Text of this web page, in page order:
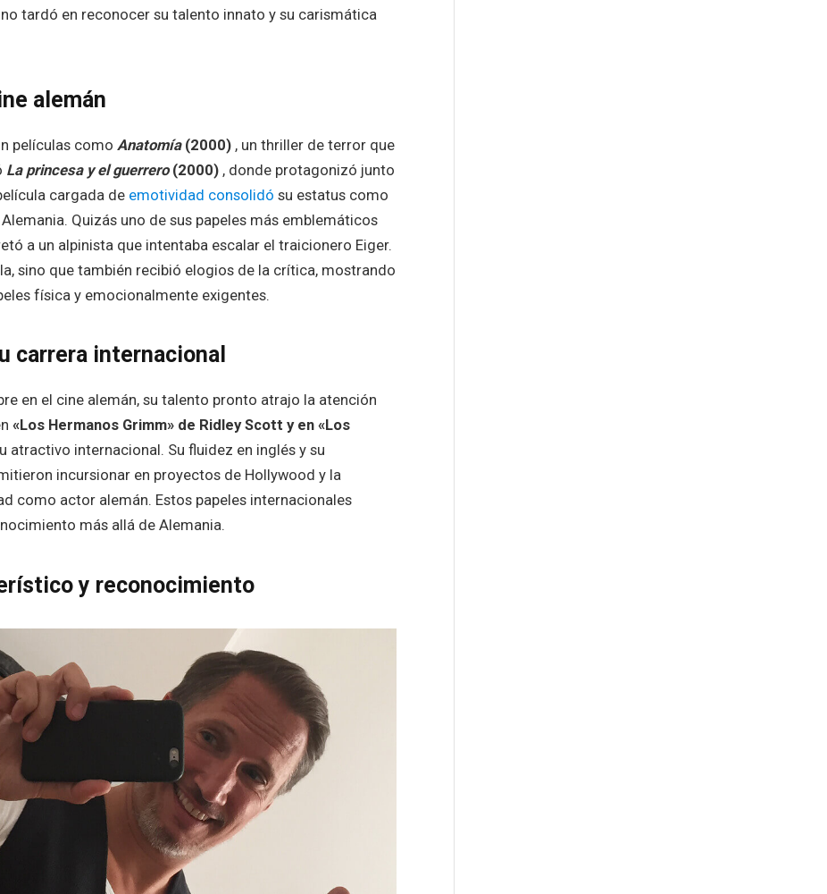
tardó en reconocer su talento innato y su carismática
alemán
películas como Anatomía(2000), un thriller de terror que
La princesa y el guerrero(2000), donde protagonizó junto
cargada de emotividad consolidó su estatus como
Quizás uno de sus papeles más emblemáticos
a un alpinista que intentaba escalar el traicionero Eiger.
sino que también recibió elogios de la crítica, mostrando
física y emocionalmente exigentes.
carrera internacional
en el cine alemán, su talento pronto atrajo la atención
«Los Hermanos Grimm» de Ridley Scott y en «Los
atractivo internacional. Su fluidez en inglés y su
incursionar en proyectos de Hollywood y la
como actor alemán. Estos papeles internacionales
más allá de Alemania.
y reconocimiento